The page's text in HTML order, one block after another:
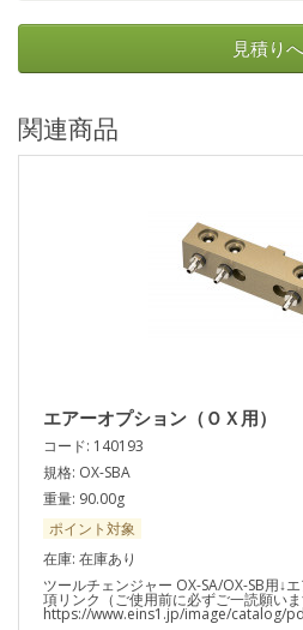
見積りへ
関連商品
エアーオプション（ＯＸ用）
コード: 140193
規格: OX-SBA
重量: 90.00g
ポイント対象
在庫: 在庫あり
ツールチェンジャー OX-SA/OX-SB用↓
項リンク（ご使用前に必ずご一読願いま
https://www.eins1.jp/image/catalog/